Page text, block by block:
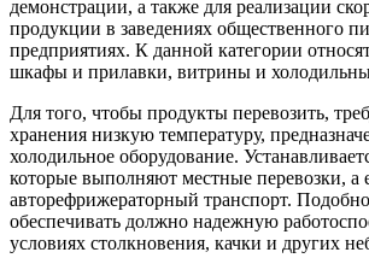
демонстрации, а также для реализации
продукции в заведениях общественного
предприятиях. К данной категории
шкафы и прилавки, витрины и
Для того, чтобы продукты перевозить,
хранения низкую температуру,
холодильное оборудование.
которые выполняют местные перевозки, а
авторефрижераторный транспорт.
обеспечивать должно надежную
условиях столкновения, качки и других